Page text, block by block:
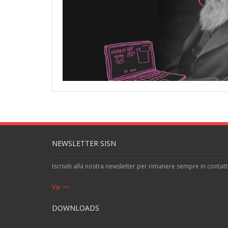
NEWSLETTER SISN
Iscriviti alla nostra newsletter per rimanere sempre in
Vai >>
DOWNLOADS